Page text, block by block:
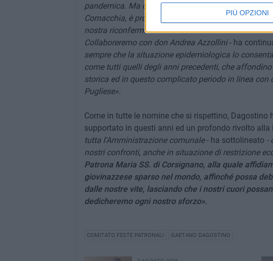
PIÙ OPZIONI
pandemica. Ma come si può leggere dall'atto di
Cornacchia, è proprio la modalità con cui abbiamo
nostra riconferma. Ed al Vescovo va tutto il nostro
Collaboreremo con don Andrea Azzollini- ha
sempre che la situazione epidemiologica lo
come tutti quelli degli anni precedenti, che
storica ed in questo complicato periodo in linea con
Pugliese».
Come in tutte le nomine che si rispettino, Dagostino
supportato in questi anni ed un profondo rivolto alla
tutta l'Amministrazione comunale- ha sottolineato -
nostri confronti, anche in situazione di restrizione
Patrona Maria SS. di Corsignano, alla quale
giovinazzese sparso nel mondo, affinché possa
dalle nostre vite, lasciando che i nostri cuori
dedicheremo ogni nostro sforzo».
COMITATO FESTE PATRONALI GAETANO DAGOSTINO